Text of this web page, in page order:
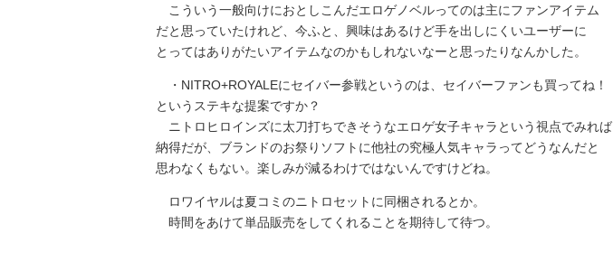
こういう一般向けにおとしこんだエロゲノベルってのは主にファンアイテム
だと思っていたけれど、今ふと、興味はあるけど手を出しにくいユーザーに
とってはありがたいアイテムなのかもしれないなーと思ったりなんかした。
・NITRO+ROYALEにセイバー参戦というのは、セイバーファンも買ってね！
というステキな提案ですか？
ニトロヒロインズに太刀打ちできそうなエロゲ女子キャラという視点でみれば
納得だが、ブランドのお祭りソフトに他社の究極人気キャラってどうなんだと
思わなくもない。楽しみが減るわけではないんですけどね。
ロワイヤルは夏コミのニトロセットに同梱されるとか。
時間をあけて単品販売をしてくれることを期待して待つ。